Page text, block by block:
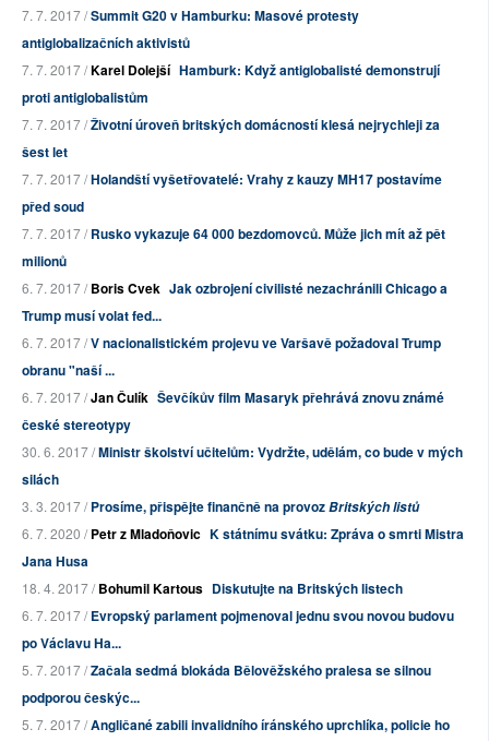
7. 7. 2017 /Summit G20 v Hamburku: Masové protesty
antiglobalizačních aktivistů
7. 7. 2017 /Karel Dolejší Hamburk: Když antiglobalisté demonstrují
proti antiglobalistům
7. 7. 2017 /Životní úroveň britských domácností klesá nejrychleji za
šest let
7. 7. 2017 /Holandští vyšetřovatelé: Vrahy z kauzy MH17 postavíme
před soud
7. 7. 2017 /Rusko vykazuje 64 000 bezdomovců. Může jich mít až pět
milionů
6. 7. 2017 /Boris Cvek Jak ozbrojení civilisté nezachránili Chicago a
Trump musí volat fed...
6. 7. 2017 /V nacionalistickém projevu ve Varšavě požadoval Trump
obranu "naší ...
6. 7. 2017 /Jan Čulík Ševčíkův film Masaryk přehrává znovu známé
české stereotypy
30. 6. 2017 /Ministr školství učitelům: Vydržte, udělám, co bude v mých
silách
3. 3. 2017 /Prosíme, přispějte finančně na provozBritských listů
6. 7. 2020 /Petr z Mladoňovic K státnímu svátku: Zpráva o smrti Mistra
Jana Husa
18. 4. 2017 /Bohumil Kartous Diskutujte na Britských listech
6. 7. 2017 /Evropský parlament pojmenoval jednu svou novou budovu
po Václavu Ha...
5. 7. 2017 /Začala sedmá blokáda Bělověžského pralesa se silnou
podporou českýc...
5. 7. 2017 /Angličané zabili invalidního íránského uprchlíka, policie ho